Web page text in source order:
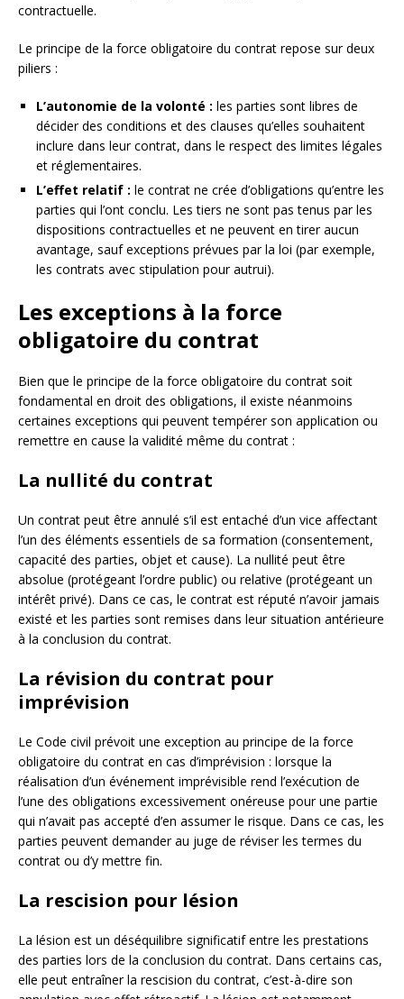
contractuelle.
Le principe de la force obligatoire du contrat repose sur deux
piliers :
L’autonomie de la volonté : les parties sont libres de
décider des conditions et des clauses qu’elles souhaitent
inclure dans leur contrat, dans le respect des limites légales
et réglementaires.
L’effet relatif : le contrat ne crée d’obligations qu’entre les
parties qui l’ont conclu. Les tiers ne sont pas tenus par les
dispositions contractuelles et ne peuvent en tirer aucun
avantage, sauf exceptions prévues par la loi (par exemple,
les contrats avec stipulation pour autrui).
Les exceptions à la force
obligatoire du contrat
Bien que le principe de la force obligatoire du contrat soit
fondamental en droit des obligations, il existe néanmoins
certaines exceptions qui peuvent tempérer son application ou
remettre en cause la validité même du contrat :
La nullité du contrat
Un contrat peut être annulé s’il est entaché d’un vice affectant
l’un des éléments essentiels de sa formation (consentement,
capacité des parties, objet et cause). La nullité peut être
absolue (protégeant l’ordre public) ou relative (protégeant un
intérêt privé). Dans ce cas, le contrat est réputé n’avoir jamais
existé et les parties sont remises dans leur situation antérieure
à la conclusion du contrat.
La révision du contrat pour
imprévision
Le Code civil prévoit une exception au principe de la force
obligatoire du contrat en cas d’imprévision : lorsque la
réalisation d’un événement imprévisible rend l’exécution de
l’une des obligations excessivement onéreuse pour une partie
qui n’avait pas accepté d’en assumer le risque. Dans ce cas, les
parties peuvent demander au juge de réviser les termes du
contrat ou d’y mettre fin.
La rescision pour lésion
La lésion est un déséquilibre significatif entre les prestations
des parties lors de la conclusion du contrat. Dans certains cas,
elle peut entraîner la rescision du contrat, c’est-à-dire son